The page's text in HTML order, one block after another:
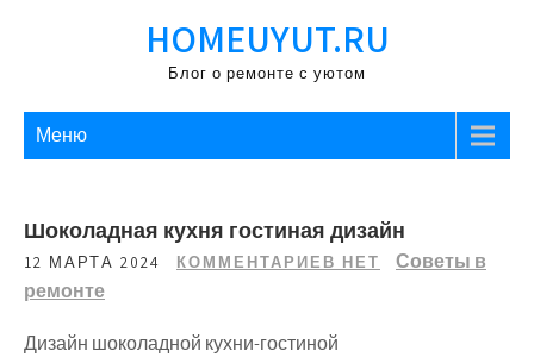
HOMEUYUT.RU
Блог о ремонте с уютом
Меню
Шоколадная кухня гостиная дизайн
12 МАРТА 2024 КОММЕНТАРИЕВ НЕТ
Советы в
ремонте
Дизайн шоколадной кухни-гостиной